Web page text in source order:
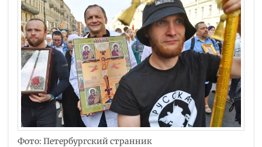
Фото: Петербургский странник